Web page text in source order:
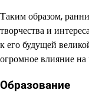
Таким образом,
творчества и
к его будущей
огромное влияние
Образование